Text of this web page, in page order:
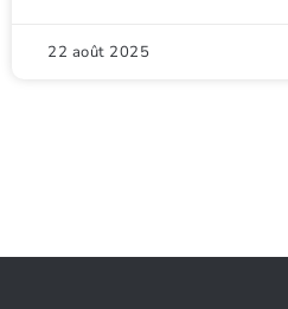
22 août 2025